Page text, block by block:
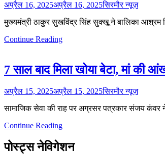
अप्रैल 16, 2025अप्रैल 16, 2025सिरमौर न्यूज़
मुख्यमंत्री ठाकुर सुखविंद्र सिंह सुक्खू ने बालिका आश्रम
Continue Reading
7 साल बाद मिला खोया बेटा, मां
अप्रैल 15, 2025अप्रैल 15, 2025सिरमौर न्यूज़
सामाजिक सेवा की राह पर अग्रसर पत्रकार संजय
Continue Reading
पोस्ट्स नेविगेशन